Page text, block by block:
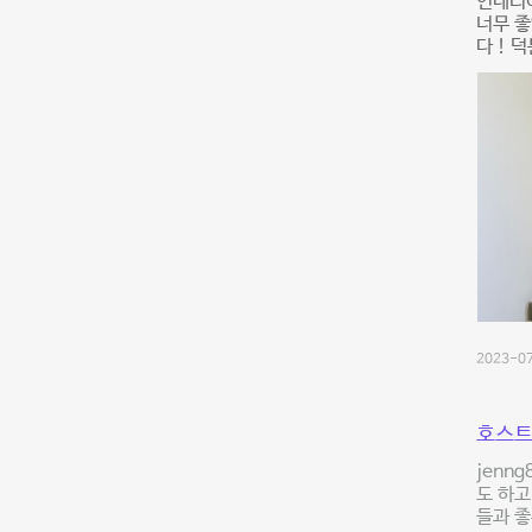
너무
다 ! 덕
2023-
호스
도 하
들과